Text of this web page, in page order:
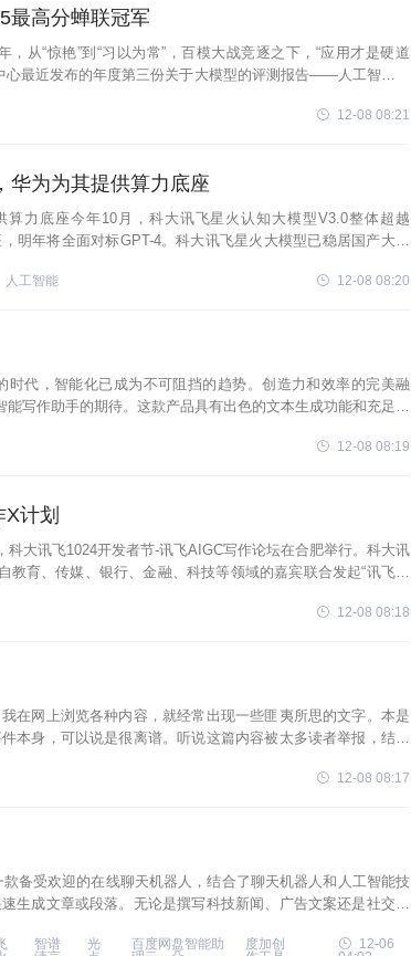
最高分蝉联冠军
从“惊艳”到“习以为常”，百模大战竞逐之下，“应用才是硬道
最近发布的年度第三份关于大模型的评测报告——人工智能大
12-08 08:21
华为为其提供算力底座
力底座今年10月，科大讯飞星火认知大模型V3.0整体超越
明年将全面对标GPT-4。科大讯飞星火大模型已稳居国产大模
人工智能 12-08 08:20
代，智能化已成为不可阻挡的趋势。创造力和效率的完美融
写作助手的期待。这款产品具有出色的文本生成功能和充足的
12-08 08:19
计划
大讯飞1024开发者节-讯飞AIGC写作论坛在合肥举行。科大讯
育、传媒、银行、金融、科技等领域的嘉宾联合发起“讯飞写
12-08 08:18
在网上浏览各种内容，就经常出现一些匪夷所思的文字。本是
本身，可以说是很离谱。听说这篇内容被太多读者举报，结果
12-08 08:17
备受欢迎的在线聊天机器人，结合了聊天机器人和人工智能技
生成文章或段落。无论是撰写科技新闻、广告文案还是社交媒
智谱
光
百度网盘智能助
度加创
12-06